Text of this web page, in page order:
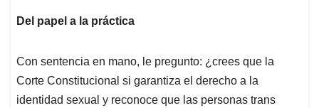
Del papel a la práctica
Con sentencia en mano, le pregunto: ¿crees que la
Corte Constitucional si garantiza el derecho a la
identidad sexual y reconoce que las personas trans